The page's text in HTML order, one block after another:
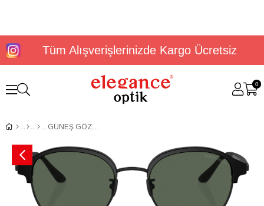
Tüm Alışverişlerinizde Kargo Ücretsiz
0
GÜNEŞ GÖZLÜĞÜ GİORGİO ARMANİ AR8215 50427152